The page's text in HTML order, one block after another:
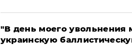
​"В день моего увольнения
украинскую